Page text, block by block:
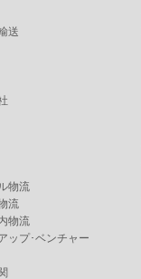
送
物流
流
物流
ップ･ベンチャー